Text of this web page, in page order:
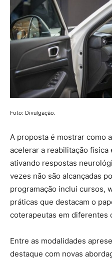
Foto: Divulgação.
A proposta é mostrar como
acelerar a reabilitação física
ativando respostas
vezes não são alcançadas
programação inclui cursos,
práticas que destacam o
coterapeutas em diferentes
Entre as modalidades
destaque com novas